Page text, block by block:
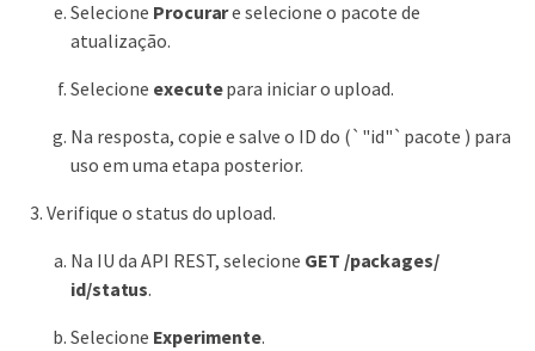
Selecione Procurare selecione o pacote de
atualização.
Selecione executepara iniciar o upload.
Na resposta, copie e salve o ID do (`"id"`pacote ) para
uso em uma etapa posterior.
Verifique o status do upload.
Na IU da API REST, selecione GET​ /packages​/​
id/status.
Selecione Experimente.